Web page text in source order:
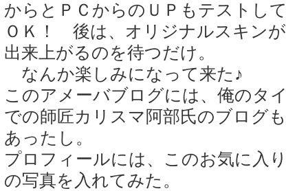
からとＰＣからのＵＰもテストして
ＯＫ！ 後は、オリジナルスキンが
出来上がるのを待つだけ。
なんか楽しみになって来た♪
このアメーバブログには、俺のタイ
での師匠カリスマ阿部氏のブログも
あったし。
プロフィールには、このお気に入り
の写真を入れてみた。